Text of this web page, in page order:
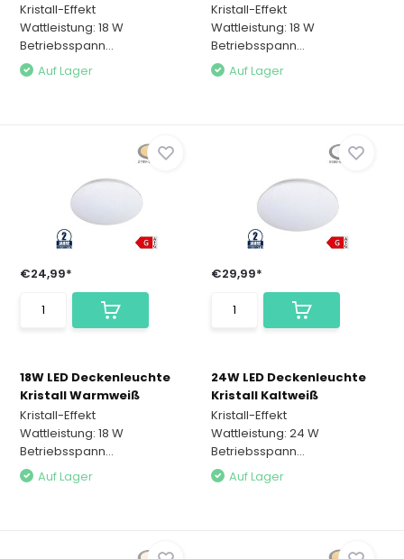
Kristall-Effekt
Wattleistung: 18 W
Betriebsspann...
Auf Lager
Kristall-Effekt
Wattleistung: 18 W
Betriebsspann...
Auf Lager
€24,99*
18W LED Deckenleuchte
Kristall Warmweiß
Kristall-Effekt
Wattleistung: 18 W
Betriebsspann...
Auf Lager
€29,99*
24W LED Deckenleuchte
Kristall Kaltweiß
Kristall-Effekt
Wattleistung: 24 W
Betriebsspann...
Auf Lager